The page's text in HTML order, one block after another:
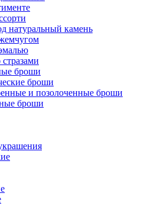
натуральный камень
броши
броши
и позолоченные броши
броши